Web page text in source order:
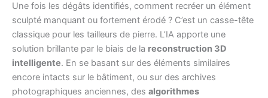
Une fois les dégâts identifiés, comment recréer un élément
sculpté manquant ou fortement érodé ? C’est un casse-tête
classique pour les tailleurs de pierre. L’IA apporte une
solution brillante par le biais de la reconstruction 3D
intelligente. En se basant sur des éléments similaires
encore intacts sur le bâtiment, ou sur des archives
photographiques anciennes, des algorithmes